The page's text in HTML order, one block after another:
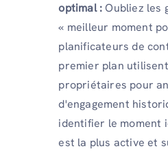
optimal :Oubliez les
« meilleur moment
planificateurs de
premier plan
propriétaires pour
d'engagement
identifier le moment
est la plus active et